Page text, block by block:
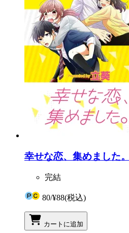
幸せな恋、集めました
完結
80/¥88(税込)
カートに追加